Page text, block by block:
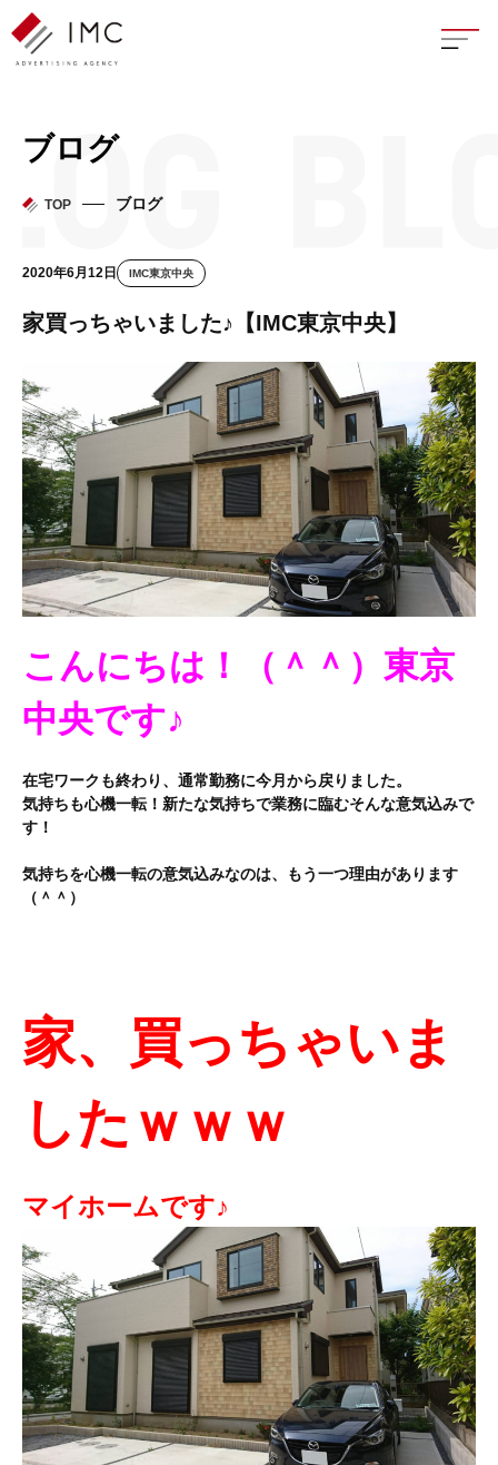
座談
イン
フェ
ブログ
TOP ブログ
2020年6月12日 IMC東京中央
家買っちゃいました♪【IMC東京中央】
こんにちは！（＾＾）東京
中央です♪
在宅ワークも終わり、通常勤務に今月から戻りました。
気持ちも心機一転！新たな気持ちで業務に臨むそんな意気込みで
す！
気持ちを心機一転の意気込みなのは、もう一つ理由があります
（＾＾）
家、買っちゃいま
したｗｗｗ
マイホームです♪